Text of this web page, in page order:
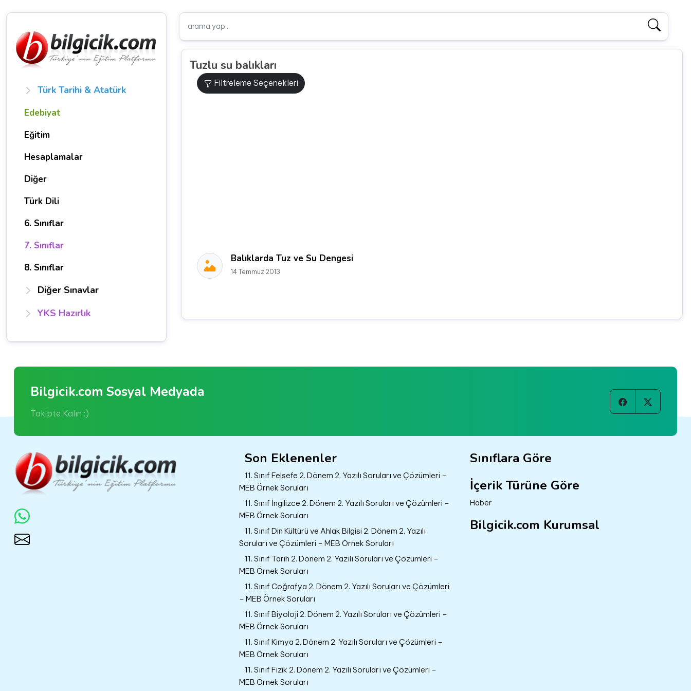
Türk Tarihi & Atatürk
Edebiyat
Eğitim
Hesaplamalar
Diğer
Türk Dili
6. Sınıflar
7. Sınıflar
8. Sınıflar
Diğer Sınavlar
YKS Hazırlık
Tuzlu su balıkları
Filtreleme Seçenekleri
Balıklarda Tuz ve Su Dengesi
14 Temmuz 2013
Bilgicik.com Sosyal Medyada
Takipte Kalın :)
Son Eklenenler
11. Sınıf Felsefe 2. Dönem 2. Yazılı Soruları ve Çözümleri –
MEB Örnek Soruları
11. Sınıf İngilizce 2. Dönem 2. Yazılı Soruları ve Çözümleri –
MEB Örnek Soruları
11. Sınıf Din Kültürü ve Ahlak Bilgisi 2. Dönem 2. Yazılı
Soruları ve Çözümleri – MEB Örnek Soruları
11. Sınıf Tarih 2. Dönem 2. Yazılı Soruları ve Çözümleri –
MEB Örnek Soruları
11. Sınıf Coğrafya 2. Dönem 2. Yazılı Soruları ve Çözümleri
– MEB Örnek Soruları
11. Sınıf Biyoloji 2. Dönem 2. Yazılı Soruları ve Çözümleri –
MEB Örnek Soruları
11. Sınıf Kimya 2. Dönem 2. Yazılı Soruları ve Çözümleri –
MEB Örnek Soruları
11. Sınıf Fizik 2. Dönem 2. Yazılı Soruları ve Çözümleri –
MEB Örnek Soruları
Sınıflara Göre
İçerik Türüne Göre
Haber
Bilgicik.com Kurumsal